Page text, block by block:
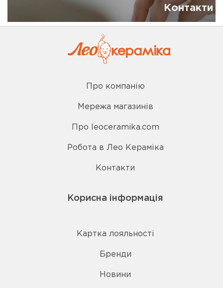
Контакти
Про компанію
Мережа магазинів
Про leoceramika.com
Робота в Лео Кераміка
Контакти
Корисна інформація
Картка лояльності
Бренди
Новини